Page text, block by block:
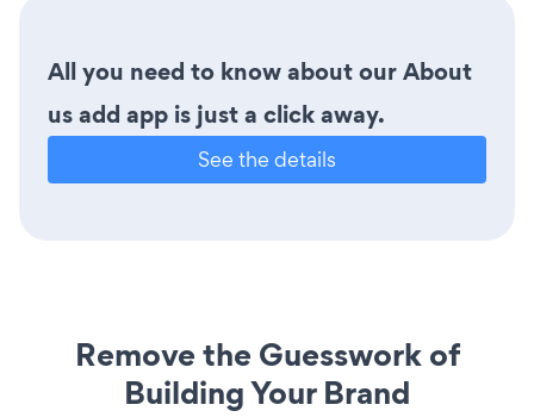
All you need to know about our About
us add app is just a click away.
See the details
Remove the Guesswork of
Building Your Brand